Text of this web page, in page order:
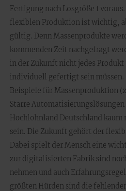
Fertigung nach Losgröße 1
flexiblen Produktion ist wichtig,
gültig. Denn Massenprodukte
kommenden Zeit nachgefragt
in der Zukunft nicht jedes Produkt
individuell gefertigt sein müssen.
Beispiele für Massenproduktion
Starre
Hochlohnland Deutschland
sein. Die Zukunft gehört der
Dabei spielt der Mensch eine
zur digitalisierten Fabrik sind
nehmen und auch
größten Hürden sind die